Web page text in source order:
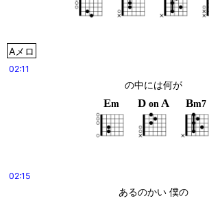
Aメロ
02:11
の中には何が
Em D on A Bm7
02:15
あるのかい 僕の